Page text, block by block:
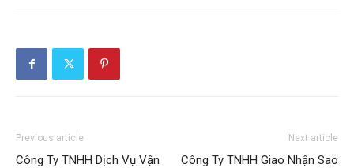
Previous article
Công Ty TNHH Dịch Vụ Vận
Next article
Công Ty TNHH Giao Nhận Sao